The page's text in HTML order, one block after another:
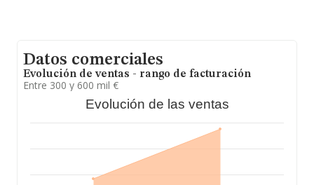
Datos comerciales
Evolución de ventas - rango de facturación
Entre 300 y 600 mil €
Evolución de las ventas